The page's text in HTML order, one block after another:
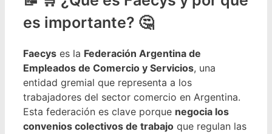
es importante? 🤔
Faecys es la Federación Argentina de
Empleados de Comercio y Servicios, una
entidad gremial que representa a los
trabajadores del sector comercio en Argentina.
Esta federación es clave porque negocia los
convenios colectivos de trabajo que regulan las